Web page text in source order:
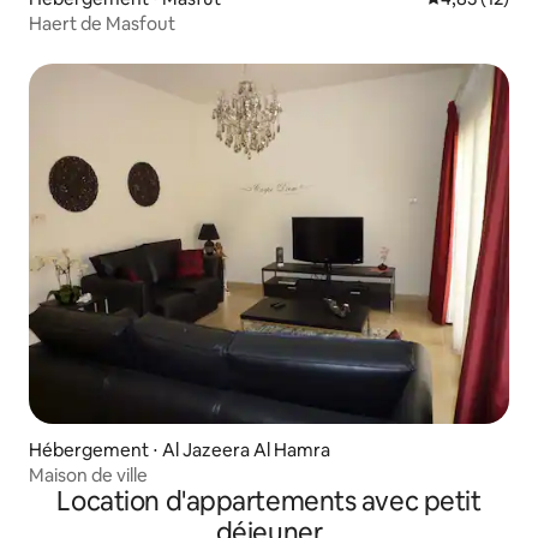
Haert de Masfout
Hébergement ⋅ Al Jazeera Al Hamra
Maison de ville
Location d'appartements avec petit